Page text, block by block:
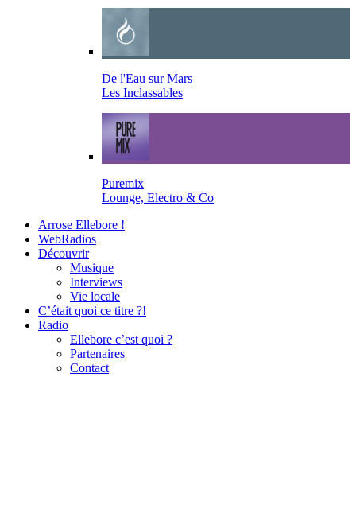
De l'Eau sur Mars
Les Inclassables
Puremix
Lounge, Electro & Co
Arrose Ellebore !
WebRadios
Découvrir
Musique
Interviews
Vie locale
C’était quoi ce titre ?!
Radio
Ellebore c’est quoi ?
Partenaires
Contact